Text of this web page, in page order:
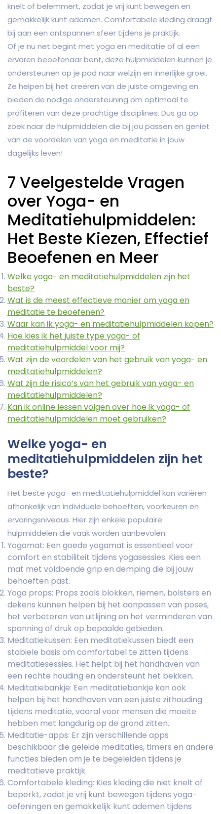
knelt of belemmert, zodat je vrij kunt bewegen en
gemakkelijk kunt ademen. Comfortabele kleding draagt
bij aan een ontspannen sfeer tijdens je praktijk.
Of je nu net begint met yoga en meditatie of al een
ervaren beoefenaar bent, deze hulpmiddelen kunnen je
ondersteunen op je pad naar welzijn en innerlijke groei.
Ze helpen bij het creëren van de juiste omgeving en
bieden de nodige ondersteuning om optimaal te
profiteren van deze prachtige disciplines. Dus ga op
zoek naar de hulpmiddelen die bij jou passen en geniet
van de voordelen van yoga en meditatie in jouw
dagelijks leven!
7 Veelgestelde Vragen
over Yoga- en
Meditatiehulpmiddelen:
Het Beste Kiezen, Effectief
Beoefenen en Meer
Welke yoga- en meditatiehulpmiddelen zijn het
beste?
Wat is de meest effectieve manier om yoga en
meditatie te beoefenen?
Waar kan ik yoga- en meditatiehulpmiddelen kopen?
Hoe kies ik het juiste type yoga- of
meditatiehulpmiddel voor mij?
Wat zijn de voordelen van het gebruik van yoga- en
meditatiehulpmiddelen?
Wat zijn de risico’s van het gebruik van yoga- en
meditatiehulpmiddelen?
Kan ik online lessen volgen over hoe ik yoga- of
meditatiehulpmiddelen moet gebruiken?
Welke yoga- en
meditatiehulpmiddelen zijn het
beste?
Het beste yoga- en meditatiehulpmiddel kan variëren
afhankelijk van individuele behoeften, voorkeuren en
ervaringsniveaus. Hier zijn enkele populaire
hulpmiddelen die vaak worden aanbevolen:
Yogamat: Een goede yogamat is essentieel voor
comfort en stabiliteit tijdens yogasessies. Kies een
mat met voldoende grip en demping die bij jouw
behoeften past.
Yoga props: Props zoals blokken, riemen, bolsters en
dekens kunnen helpen bij het aanpassen van poses,
het verbeteren van uitlijning en het verminderen van
spanning of druk op bepaalde gebieden.
Meditatiekussen: Een meditatiekussen biedt een
stabiele basis om comfortabel te zitten tijdens
meditatiesessies. Het helpt bij het handhaven van
een rechte houding en ondersteunt het bekken.
Meditatiebankje: Een meditatiebankje kan ook
helpen bij het handhaven van een juiste zithouding
tijdens meditatie, vooral voor mensen die moeite
hebben met langdurig op de grond zitten.
Meditatie-apps: Er zijn verschillende apps
beschikbaar die geleide meditaties, timers en andere
functies bieden om je te begeleiden tijdens je
meditatieve praktijk.
Comfortabele kleding: Kies kleding die niet knelt of
beperkt, zodat je vrij kunt bewegen tijdens yoga-
oefeningen en gemakkelijk kunt ademen tijdens